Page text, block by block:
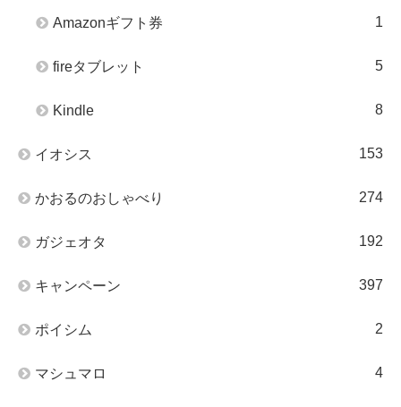
Amazonギフト券 1
fireタブレット 5
Kindle 8
イオシス 153
かおるのおしゃべり 274
ガジェオタ 192
キャンペーン 397
ポイシム 2
マシュマロ 4